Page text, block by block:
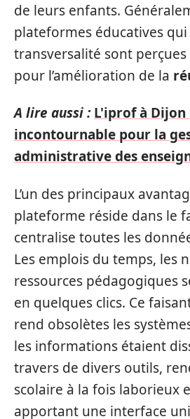
de leurs enfants.
plateformes éducatives
transversalité sont
pour l’amélioration de la
A lire aussi : L'iprof à
incontournable pour la
administrative des
L’un des principaux
plateforme réside dans le
centralise toutes les
Les emplois du temps, les
ressources pédagogiques
en quelques clics. Ce
rend obsolètes les
les informations étaient
travers de divers outils,
scolaire à la fois laborieux
apportant une interface